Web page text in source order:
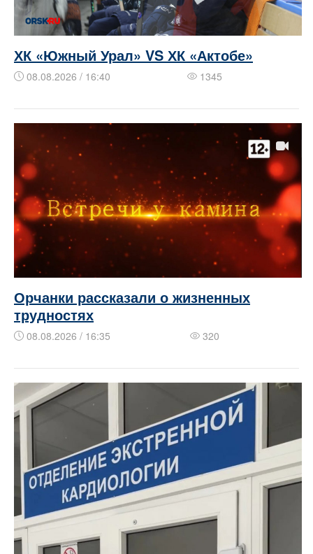
ХК «Южный Урал» VS ХК «Актобе»
08.08.2026 / 16:40 1345
Орчанки рассказали о жизненных
трудностях
08.08.2026 / 16:35 320